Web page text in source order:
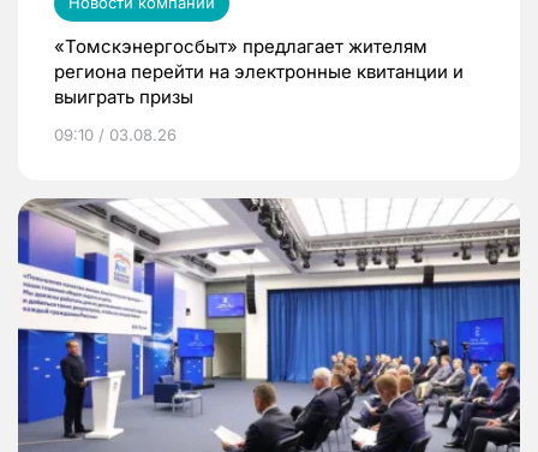
«Томскэнергосбыт» предлагает жителям
региона перейти на электронные квитанции и
выиграть призы
09:10 / 03.08.26